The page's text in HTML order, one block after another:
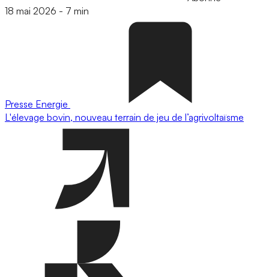
18 mai 2026 - 7 min
Presse Energie
L'élevage bovin, nouveau terrain de jeu de l’agrivoltaïsme